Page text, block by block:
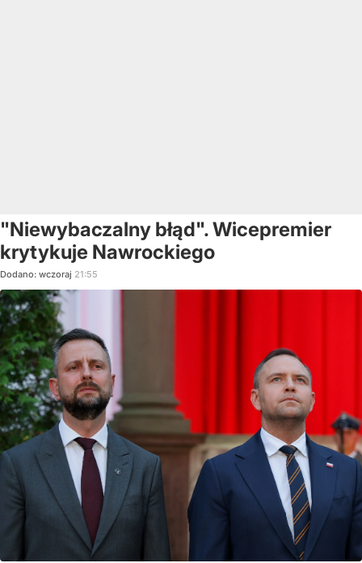
"Niewybaczalny błąd". Wicepremier
krytykuje Nawrockiego
Dodano: wczoraj 21:55